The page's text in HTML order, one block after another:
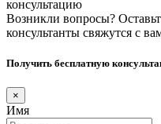
консультацию
Возникли вопросы?
консультанты свяжутся с
Получить бесплатную
×
Имя